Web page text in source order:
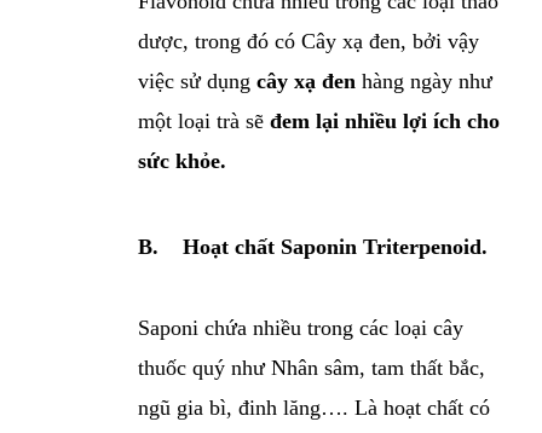
dược, trong đó có Cây xạ đen, bởi vậy
việc sử dụng cây xạ đen hàng ngày như
một loại trà sẽ đem lại nhiều lợi ích cho
sức khỏe.
B. Hoạt chất Saponin Triterpenoid.
Saponi chứa nhiều trong các loại cây
thuốc quý như Nhân sâm, tam thất bắc,
ngũ gia bì, đinh lăng…. Là hoạt chất có